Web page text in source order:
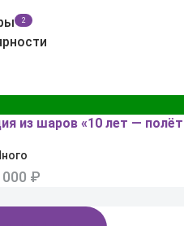
2
из шаров «10 лет —
000 ₽